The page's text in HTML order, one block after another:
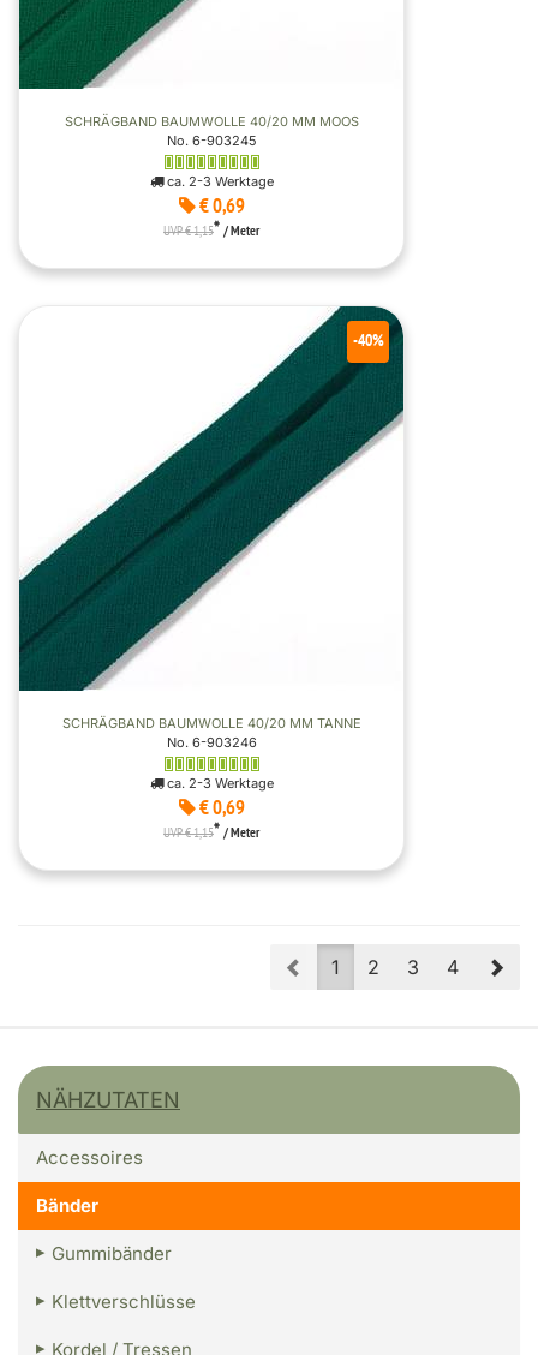
SCHRÄGBAND BAUMWOLLE 40/20 MM MOOS
No. 6-903245
ca. 2-3 Werktage
€ 0,69
UVP € 1,15* / Meter
SCHRÄGBAND BAUMWOLLE 40/20 MM TANNE
No. 6-903246
ca. 2-3 Werktage
€ 0,69
-40%
UVP € 1,15* / Meter
Prev
1 2 3 4
NÄHZUTATEN
Accessoires
Bänder
Gummibänder
Klettverschlüsse
Kordel / Tressen